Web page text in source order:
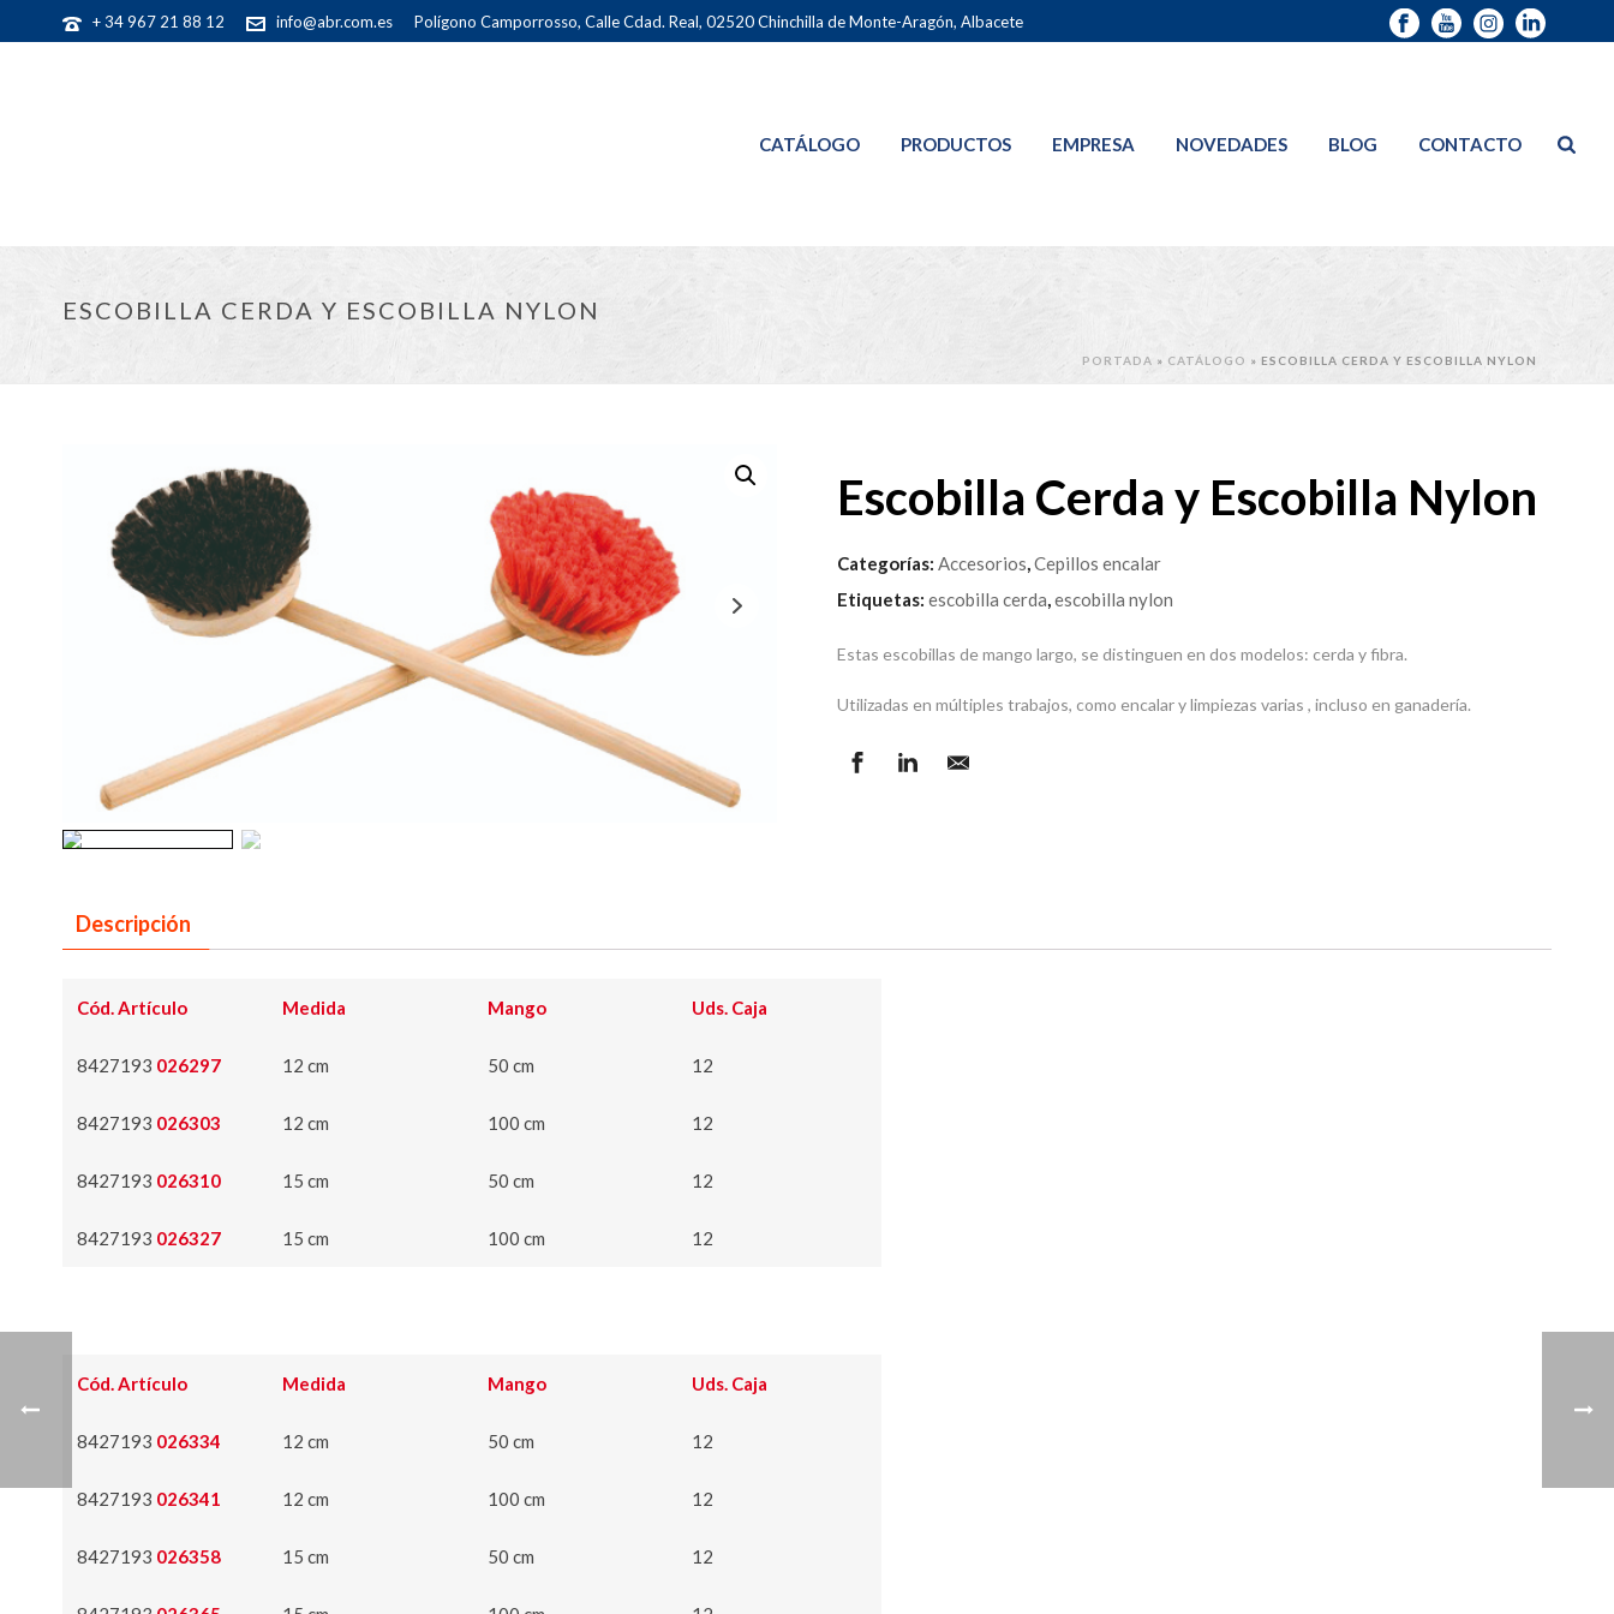
+ 34 967 21 88 12 info@abr.com.es Polígono Camporrosso, Calle Cdad. Real, 02520 Chinchilla de Monte-Aragón, Albacete
CATÁLOGO PRODUCTOS EMPRESA NOVEDADES BLOG CONTACTO
ESCOBILLA CERDA Y ESCOBILLA NYLON
PORTADA » CATÁLOGO » ESCOBILLA CERDA Y ESCOBILLA NYLON
Escobilla Cerda y Escobilla Nylon
Categorías: Accesorios,Cepillos encalar
Etiquetas: escobilla cerda,escobilla nylon
Estas escobillas de mango largo, se distinguen en dos modelos: cerda y fibra.
Utilizadas en múltiples trabajos, como encalar y limpiezas varias , incluso en ganadería.
Descripción
Cód. Artículo Medida Mango Uds. Caja
8427193 026297 12 cm 50 cm 12
8427193 026303 12 cm 100 cm 12
8427193 026310 15 cm 50 cm 12
8427193 026327 15 cm 100 cm 12
Cód. Artículo Medida Mango Uds. Caja
8427193 026334 12 cm 50 cm 12
8427193 026341 12 cm 100 cm 12
8427193 026358 15 cm 50 cm 12